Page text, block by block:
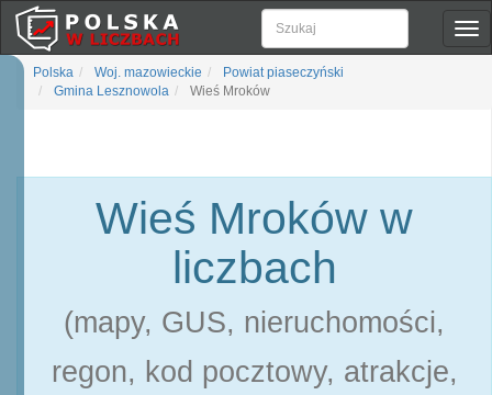
Polska Woj. mazowieckie
Powiat piaseczyński
Gmina Lesznowola
Wieś Mroków
Wieś Mroków w
liczbach
(mapy, GUS, nieruchomości,
regon, kod pocztowy, atrakcje,